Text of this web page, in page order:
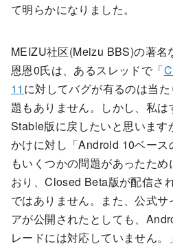
て明らかになりました。
MEIZU社区(Meizu BBS)の著名
恩恩0氏は、あるスレッドで「
11 に対してバグが有るのは当
題もありません。しかし、私は
Stable版に戻したいと思います
かけに対し「Android 10ベース
もいくつかの問題があったた
おり、Closed Beta版が配信さ
ではありません。また、公式
アが公開されたとしても、
レードには対応していません。